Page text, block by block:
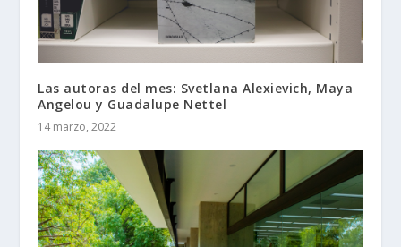
Las autoras del mes: Svetlana Alexievich, Maya
Angelou y Guadalupe Nettel
14 marzo, 2022